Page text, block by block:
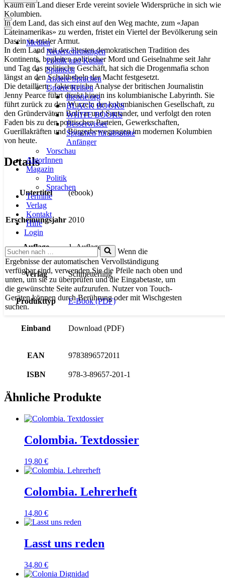
Navigationsmenü
Navigationsmenü
Medien
Neuerscheinungen
Politik und Kultur
Spanisch
Andere Sprachen
Unsere Reihen
theorie.org
BLACK BOOKS
WHITE BOOKS
Besserwisser
Sprachen für absolute
Anfänger
Vorschau
AutorInnen
Magazin
Politik
Sprachen
Termine
Verlag
Kontakt
Hilfe
Login
Suchen
nach …
Wenn die
Ergebnisse der automatischen Vervollständigung
verfügbar sind, verwenden Sie die Pfeile nach oben und
unten, um sie zu überprüfen und die Eingabetaste, um
die gewünschte Seite aufzurufen. Nutzer von Touch-
Geräten können durch Berührung oder mit Wischgesten
suchen.
Kaum ein Land dieser Erde vereint soviele Widersprüche in sich wie
Kolumbien.
In dem Land, das sich einst auf den Weg machte, zum «Japan
Lateinamerikas» zu werden, fristet ein Viertel der Bevölkerung sein
Dasein in totaler Armut.
In dem Land mit der ältesten demokratischen Tradition des
Kontinents, begleiten politischer Mord und Geiselnahme seit Jahr
und Tag das politische Geschäft, hat sich die Drogenmafia schon
längst an den Schalthebeln der Macht festgesetzt.
Die detaillierte, faktenreiche Analyse der britischen Journalistin
Jenny Pearce führt direkt hinein ins kolumbianische Labyrinth. Sie
führt zurück zu den Wurzeln der kolumbianischen Gesellschaft, zu
den Gründervätern Bolívar und Santander, und verfolgt den roten
Faden bis zu den politischen Parteien, Gewerkschaften,
Guerillakräften und Bürgerbewegungen im modernen Kolumbien
von heute.
Details
Untertitel (ebook)
Erscheinungsjahr 2010
Auflage 1. Auflage
Verlag Schmetterling
Produkttyp E-Book (PDF)
Einband Download (PDF)
EAN 9783896572011
ISBN 978-3-89657-201-1
Ähnliche Produkte
Colombia. Textdossier
19,80 €
Colombia. Lehrerheft
14,80 €
Lasst uns reden
34,80 €